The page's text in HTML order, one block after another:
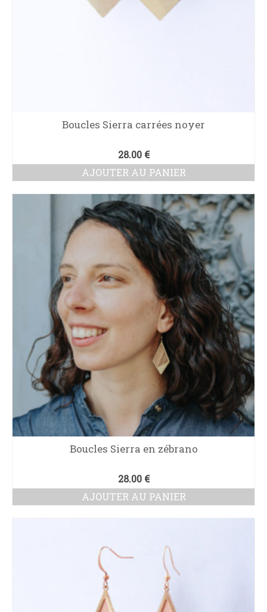
Boucles Sierra carrées noyer
28.00 €
AJOUTER AU PANIER
Boucles Sierra en zébrano
28.00 €
AJOUTER AU PANIER